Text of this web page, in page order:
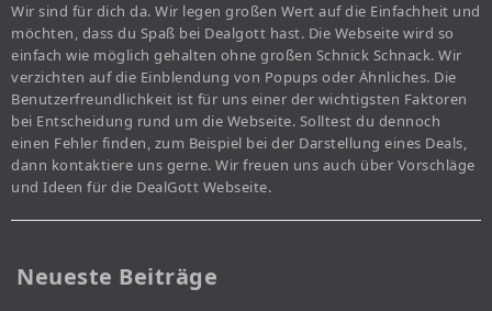
Wir sind für dich da. Wir legen großen Wert auf die Einfachheit und
möchten, dass du Spaß bei Dealgott hast. Die Webseite wird so
einfach wie möglich gehalten ohne großen Schnick Schnack. Wir
verzichten auf die Einblendung von Popups oder Ähnliches. Die
Benutzerfreundlichkeit ist für uns einer der wichtigsten Faktoren
bei Entscheidung rund um die Webseite. Solltest du dennoch
einen Fehler finden, zum Beispiel bei der Darstellung eines Deals,
dann kontaktiere uns gerne. Wir freuen uns auch über Vorschläge
und Ideen für die DealGott Webseite.
Neueste Beiträge